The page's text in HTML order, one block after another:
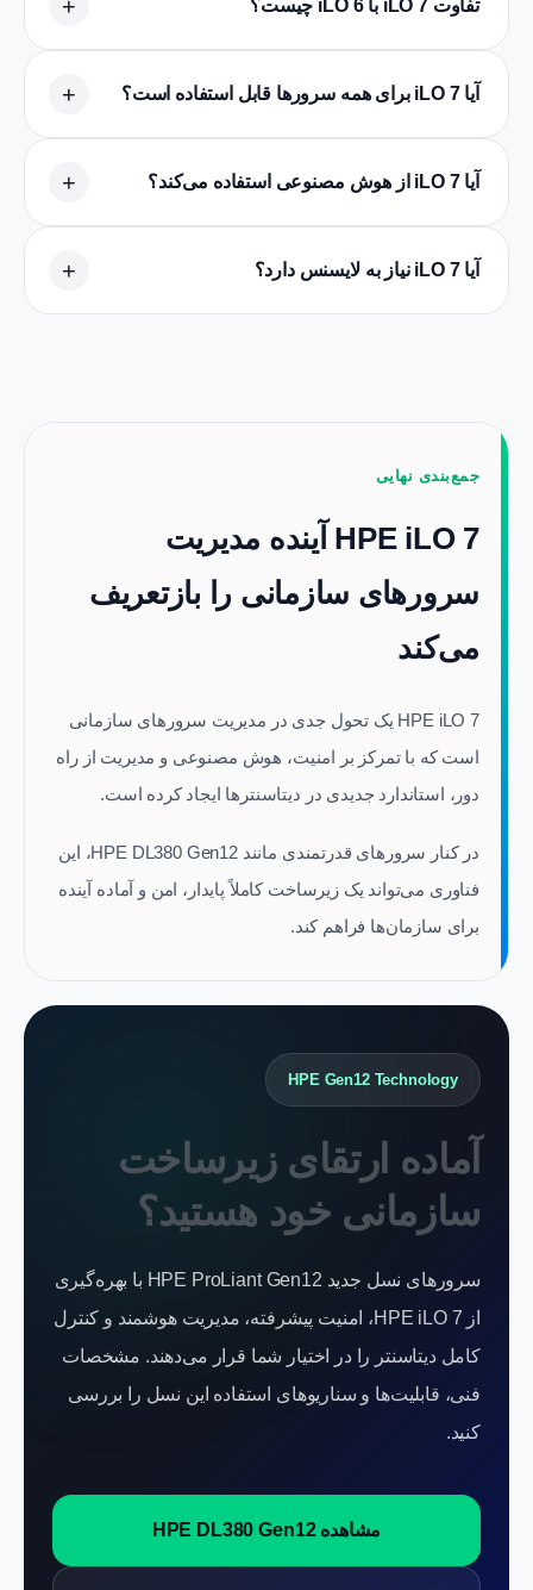
تفاوت iLO 7 با iLO 6 چیست؟
آیا iLO 7 برای همه سرورها قابل استفاده است؟
آیا iLO 7 از هوش مصنوعی استفاده می‌کند؟
آیا iLO 7 نیاز به لایسنس دارد؟
جمع‌بندی نهایی
HPE iLO 7 آینده مدیریت
سرورهای سازمانی را بازتعریف
می‌کند
HPE iLO 7 یک تحول جدی در مدیریت سرورهای سازمانی
است که با تمرکز بر امنیت، هوش مصنوعی و مدیریت از راه
دور، استاندارد جدیدی در دیتاسنترها ایجاد کرده است.
در کنار سرورهای قدرتمندی مانند HPE DL380 Gen12، این
فناوری می‌تواند یک زیرساخت کاملاً پایدار، امن و آماده آینده
برای سازمان‌ها فراهم کند.
HPE Gen12 Technology
آماده ارتقای زیرساخت
سازمانی خود هستید؟
سرورهای نسل جدید HPE ProLiant Gen12 با بهره‌گیری
از HPE iLO 7، امنیت پیشرفته، مدیریت هوشمند و کنترل
کامل دیتاسنتر را در اختیار شما قرار می‌دهند. مشخصات
فنی، قابلیت‌ها و سناریوهای استفاده این نسل را بررسی
کنید.
مشاهده HPE DL380 Gen12